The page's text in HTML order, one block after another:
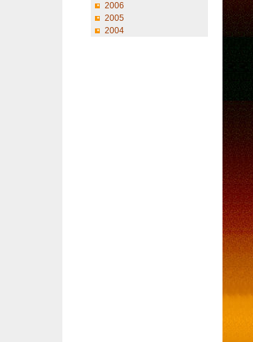
2006
2005
2004